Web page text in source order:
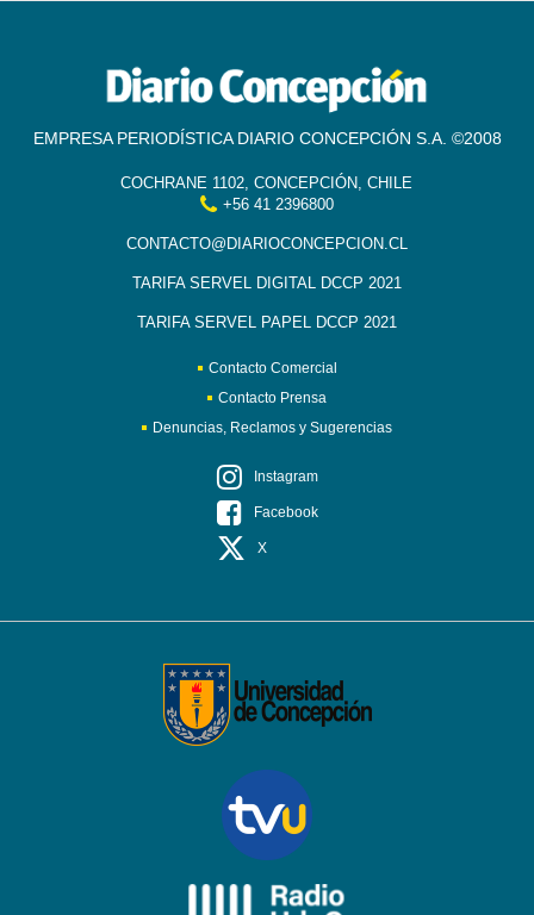
EMPRESA PERIODÍSTICA DIARIO CONCEPCIÓN S.A. ©2008
COCHRANE 1102, CONCEPCIÓN, CHILE
+56 41 2396800
CONTACTO@DIARIOCONCEPCION.CL
TARIFA SERVEL DIGITAL DCCP 2021
TARIFA SERVEL PAPEL DCCP 2021
Contacto Comercial
Contacto Prensa
Denuncias, Reclamos y Sugerencias
Instagram
Facebook
X